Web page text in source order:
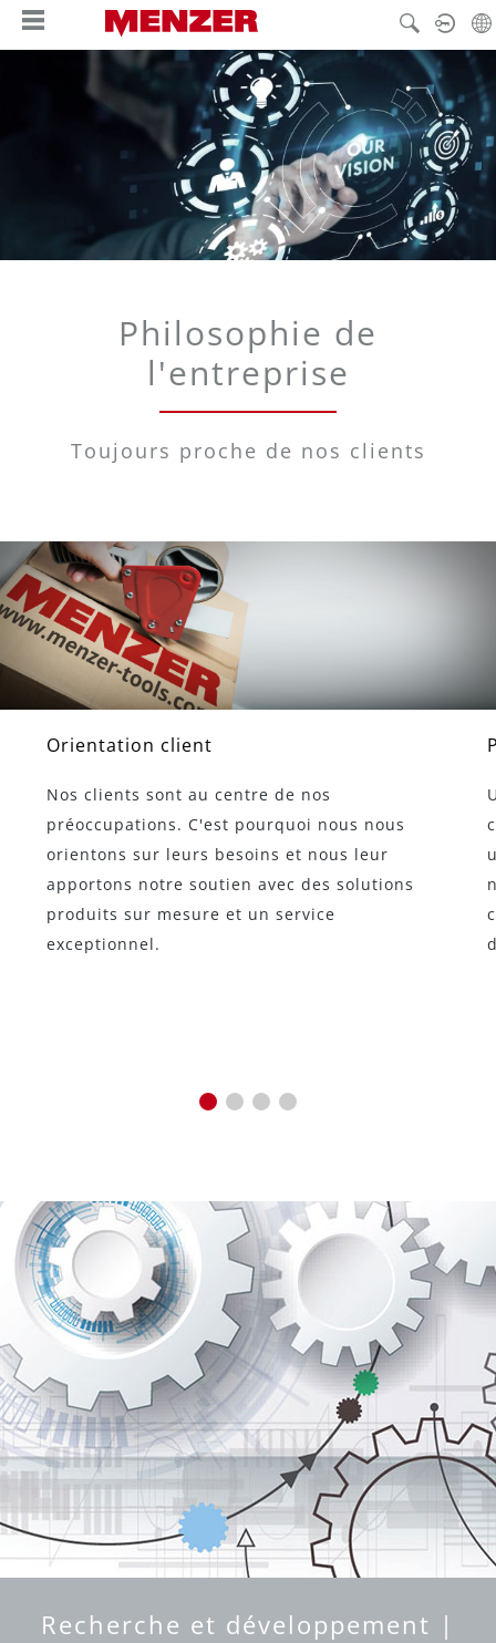
principal
Philosophie de
l'entreprise
Toujours proche de nos clients
Orientation client
Nos clients sont au centre de nos
préoccupations. C'est pourquoi nous nous
orientons sur leurs besoins et nous leur
apportons notre soutien avec des solutions
produits sur mesure et un service
exceptionnel.
Recherche et développement |